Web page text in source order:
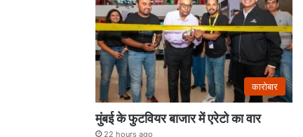
कारोबार
मुंबई के फुटवियर बाजार में एरेटो का वार
22 hours ago